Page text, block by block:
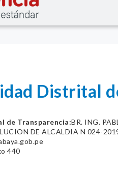
Distrital
de Transparencia:BR. ING.
DE ALCALDIA N 024-
440